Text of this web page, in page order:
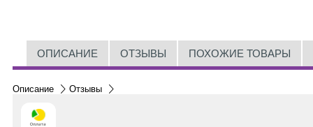
ОПИСАНИЕ ОТЗЫВЫ ПОХОЖИЕ ТОВАРЫ
Описание Отзывы